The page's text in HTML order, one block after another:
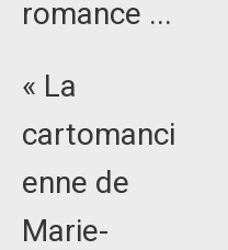
romance ...
« La
cartomanci
enne de
Marie-